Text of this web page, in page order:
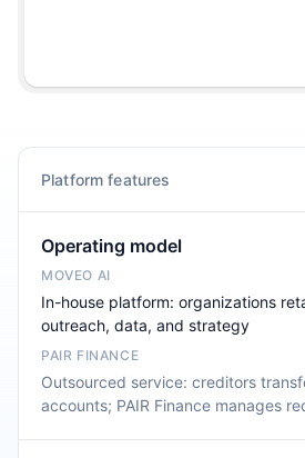
Platform features
Operating model
In-house platform: organizations
outreach, data, and strategy
Outsourced service: creditors
accounts; PAIR Finance manages